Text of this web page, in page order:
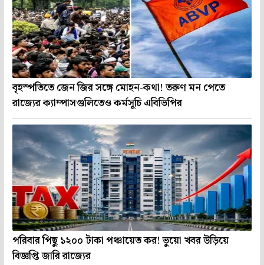
বৃহস্পতিতে জেন জির সঙ্গে মোহন-কথা! তরুণ মন পেতে
রাজ্যের ক্যাম্পাসগুলিতেও কর্মসূচি এবিভিপির
পরিবার পিছু ১২০০ টাকা পঞ্চায়েত কর! ভুয়ো খবর উড়িয়ে
বিজ্ঞপ্তি জারি রাজ্যের